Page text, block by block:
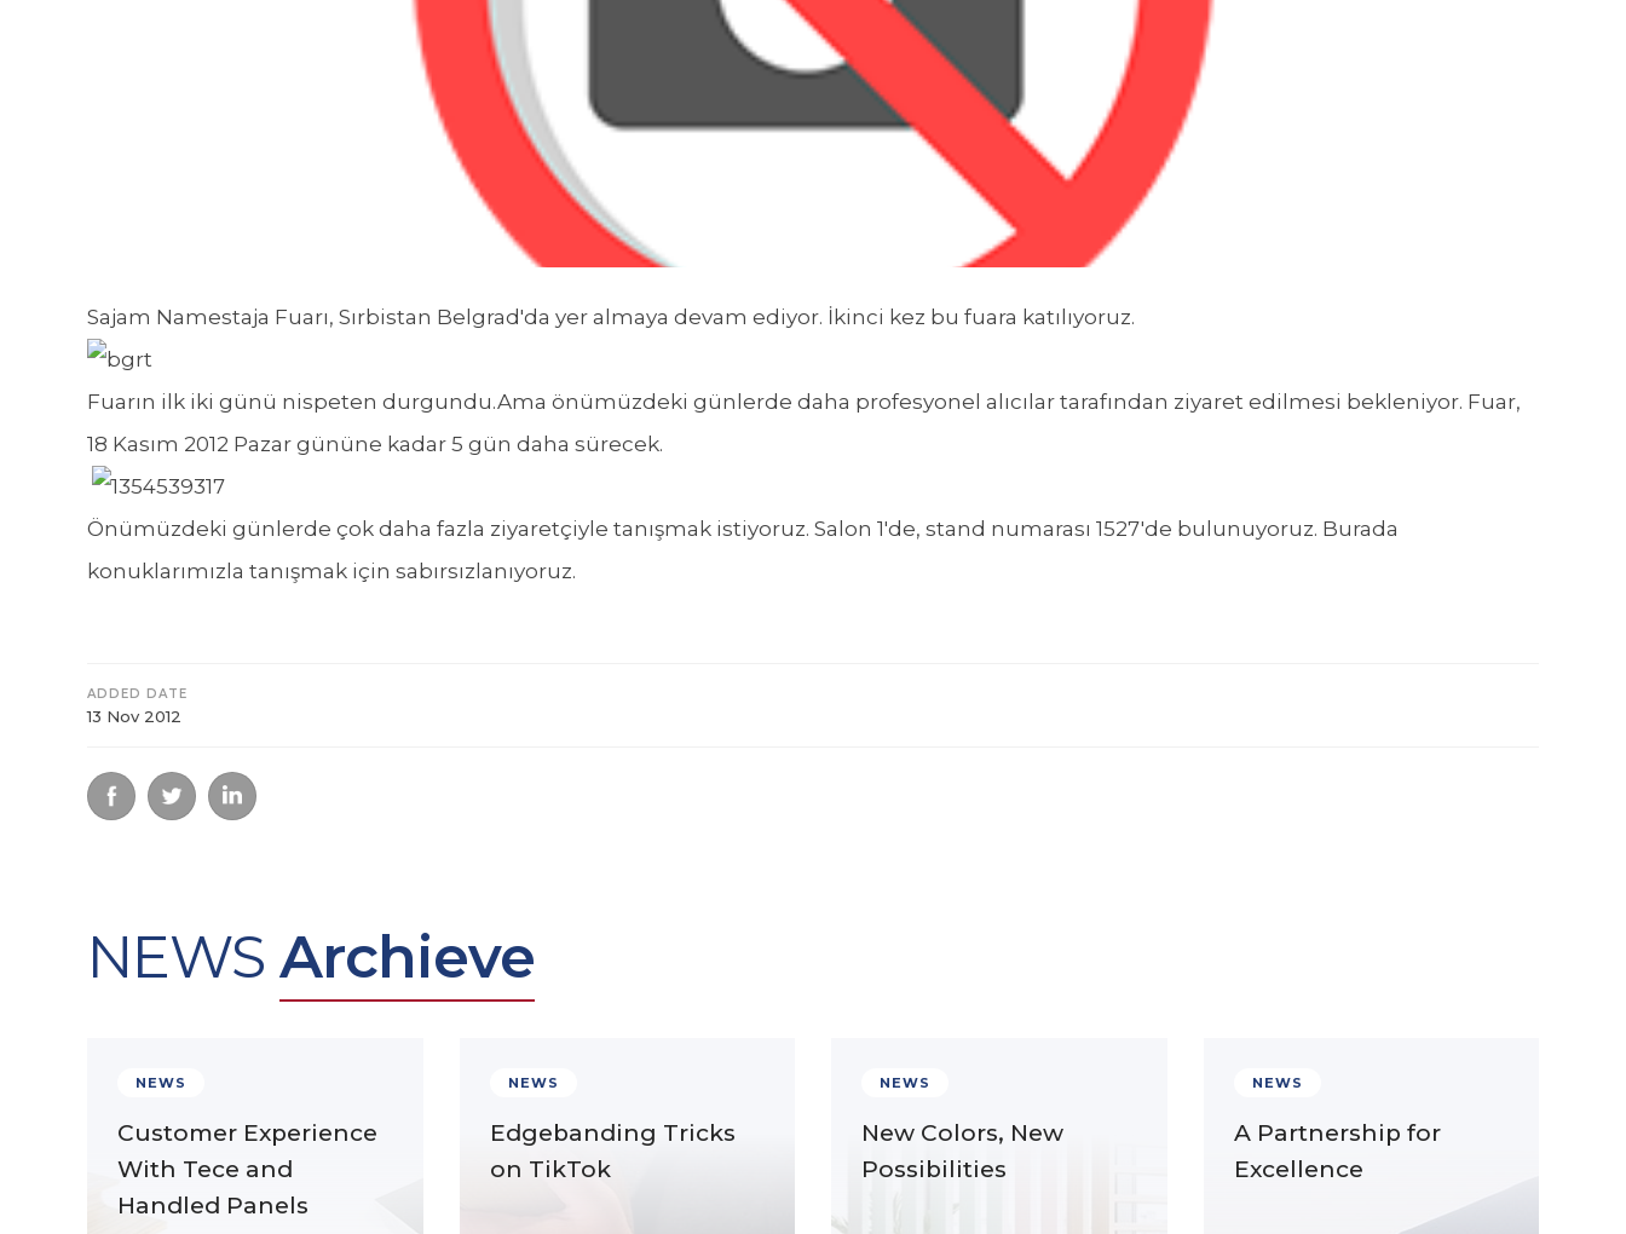
Sajam Namestaja Fuarı, Sırbistan Belgrad'da yer almaya devam ediyor. İkinci kez bu fuara katılıyoruz.
Fuarın ilk iki günü nispeten durgundu.Ama önümüzdeki günlerde daha profesyonel alıcılar tarafından ziyaret edilmesi bekleniyor. Fuar,
18 Kasım 2012 Pazar gününe kadar 5 gün daha sürecek.
Önümüzdeki günlerde çok daha fazla ziyaretçiyle tanışmak istiyoruz. Salon 1'de, stand numarası 1527'de bulunuyoruz. Burada
konuklarımızla tanışmak için sabırsızlanıyoruz.
ADDED DATE
13 Nov 2012
NEWS Archieve
NEWS
Customer Experience
With Tece and
Handled Panels
NEWS
Edgebanding Tricks
on TikTok
NEWS
New Colors, New
Possibilities
NEWS
A Partnership for
Excellence